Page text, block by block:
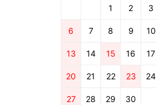
1 2 3
6 7 8 9 10
13 14 15 16 17
20 21 22 23 24
27 28 29 30